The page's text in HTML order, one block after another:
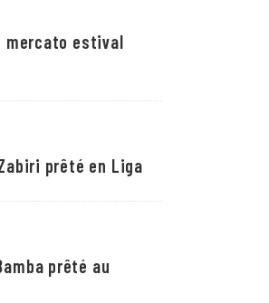
mercato estival
prêté en Liga
prêté au